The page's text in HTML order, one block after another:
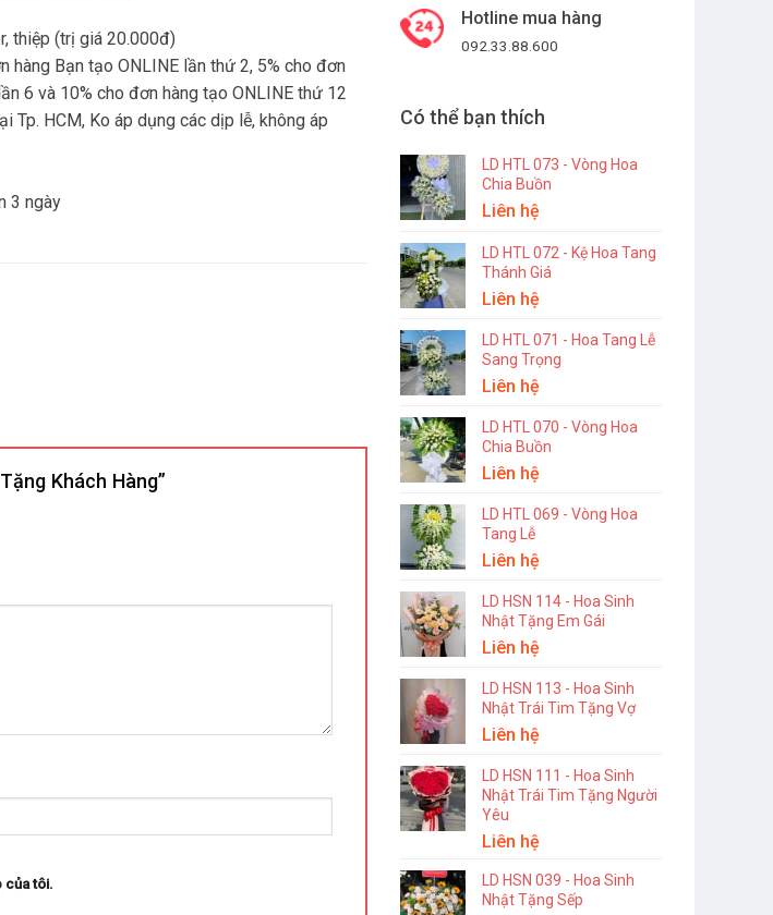
Hotline mua hàng
092.33.88.600
Có thể bạn thích
LD HTL 073 - Vòng Hoa
Chia Buồn
Liên hệ
LD HTL 072 - Kệ Hoa Tang
Thánh Giá
Liên hệ
LD HTL 071 - Hoa Tang Lễ
Sang Trọng
Liên hệ
LD HTL 070 - Vòng Hoa
Chia Buồn
Liên hệ
LD HTL 069 - Vòng Hoa
Tang Lễ
Liên hệ
LD HSN 114 - Hoa Sinh
Nhật Tặng Em Gái
Liên hệ
LD HSN 113 - Hoa Sinh
Nhật Trái Tim Tặng Vợ
Liên hệ
LD HSN 111 - Hoa Sinh
Nhật Trái Tim Tặng Người
Yêu
Liên hệ
LD HSN 039 - Hoa Sinh
Nhật Tặng Sếp
thiệp (trị giá 20.000đ)
hàng Bạn tạo ONLINE lần thứ 2, 5% cho đơn
6 và 10% cho đơn hàng tạo ONLINE thứ 12
Tp. HCM, Ko áp dụng các dịp lễ, không áp
3 ngày
Khách Hàng”
của tôi.